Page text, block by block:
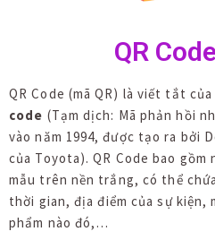
QR
QR Code (mã QR) là viết tắt của
code (Tạm dịch: Mã phản hồi
vào năm 1994, được tạo ra bởi
của Toyota). QR Code bao gồm
mẫu trên nền trắng, có thể
thời gian, địa điểm của sự
phẩm nào đó,…